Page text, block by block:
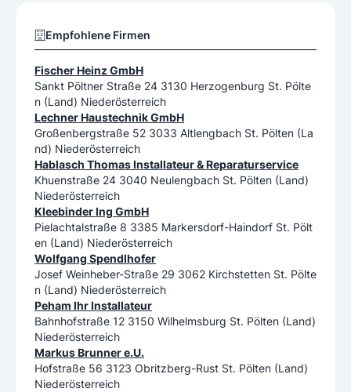
Empfohlene Firmen
Fischer Heinz GmbH
Sankt Pöltner Straße 24 3130 Herzogenburg St. Pölte
n (Land) Niederösterreich
Lechner Haustechnik GmbH
Großenbergstraße 52 3033 Altlengbach St. Pölten (La
nd) Niederösterreich
Hablasch Thomas Installateur & Reparaturservice
Khuenstraße 24 3040 Neulengbach St. Pölten (Land)
Niederösterreich
Kleebinder Ing GmbH
Pielachtalstraße 8 3385 Markersdorf-Haindorf St. Pölt
en (Land) Niederösterreich
Wolfgang Spendlhofer
Josef Weinheber-Straße 29 3062 Kirchstetten St. Pölte
n (Land) Niederösterreich
Peham Ihr Installateur
Bahnhofstraße 12 3150 Wilhelmsburg St. Pölten (Land)
Niederösterreich
Markus Brunner e.U.
Hofstraße 56 3123 Obritzberg-Rust St. Pölten (Land)
Niederösterreich